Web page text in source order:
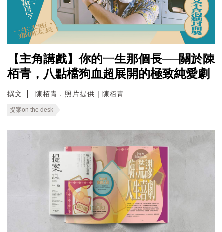
【主角講戲】你的一生那個長──關於陳
栢青，八點檔狗血超展開的極致純愛劇
撰文 陳栢青．照片提供｜陳栢青
提案on the desk